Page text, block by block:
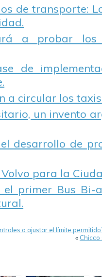
de transporte:
a probar los
de
a circular los
un invento
desarrollo de
para la
el primer Bus Bi-
o ajustar el límite
« Chicco